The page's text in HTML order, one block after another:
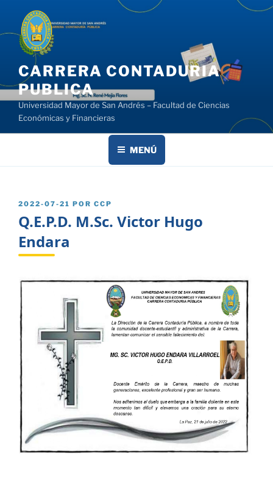
contenido
CARRERA CONTADURIA
PUBLICA
Universidad Mayor de San Andrés – Facultad de Ciencias
Económicas y Financieras
MENÚ
PUBLICADO
2022-07-21 POR CCP
Q.E.P.D. M.Sc. Victor Hugo
Endara